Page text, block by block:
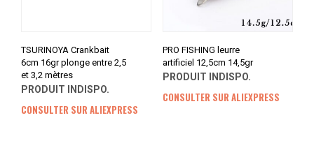
TSURINOYA Crankbait
6cm 16gr plonge entre 2,5
et 3,2 mètres
PRODUIT INDISPO.
CONSULTER SUR ALIEXPRESS
PRO FISHING leurre
artificiel 12,5cm 14,5gr
PRODUIT INDISPO.
CONSULTER SUR ALIEXPRESS